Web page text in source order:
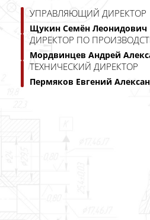
УПРАВЛЯЮЩИЙ ДИРЕКТОР
Щукин Семён Леонидович
ДИРЕКТОР ПО
Мордвинцев Андрей
ТЕХНИЧЕСКИЙ ДИРЕКТОР
Пермяков Евгений